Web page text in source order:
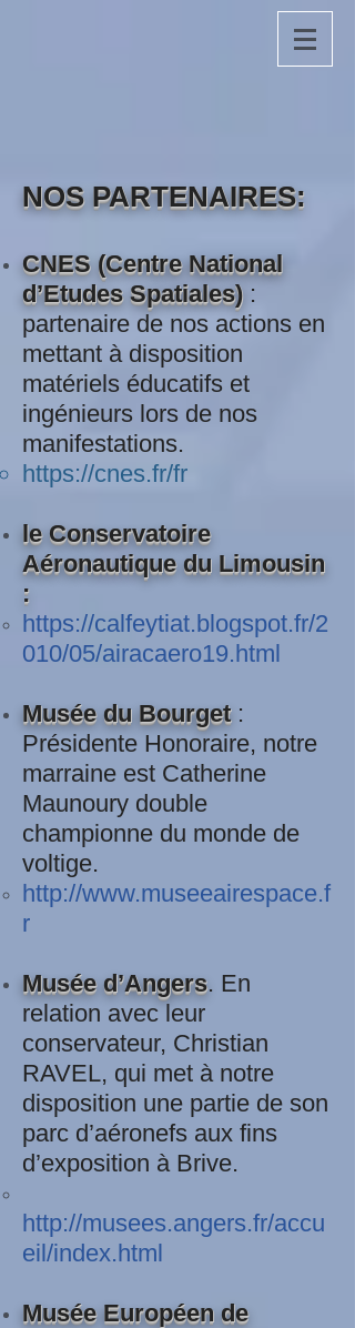
NOS PARTENAIRES:
CNES (Centre National
d’Etudes Spatiales) :
partenaire de nos actions en
mettant à disposition
matériels éducatifs et
ingénieurs lors de nos
manifestations.
https://cnes.fr/fr
le Conservatoire
Aéronautique du Limousin
:
https://calfeytiat.blogspot.fr/2
010/05/airacaero19.html
Musée du Bourget :
Présidente Honoraire, notre
marraine est Catherine
Maunoury double
championne du monde de
voltige.
http://www.museeairespace.f
r
Musée d’Angers. En
relation avec leur
conservateur, Christian
RAVEL, qui met à notre
disposition une partie de son
parc d’aéronefs aux fins
d’exposition à Brive.
http://musees.angers.fr/accu
eil/index.html
Musée Européen de